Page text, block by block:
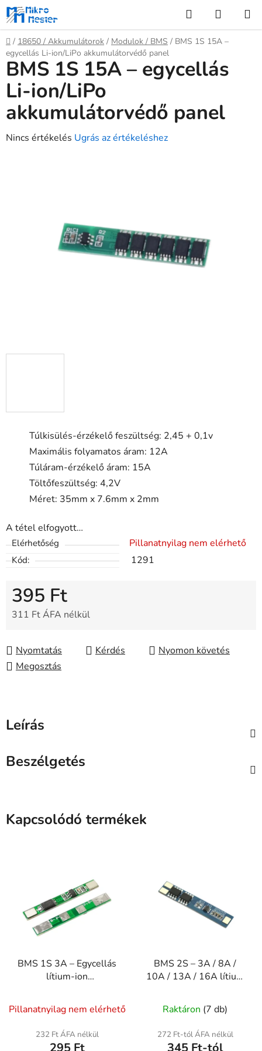
Ugrás
fő
tartalomhoz
KeresésKOSÁR
Kezdőlap
/ 18650 / Akkumulátorok / Modulok / BMS / BMS 1S 15A –
egycellás Li-ion/LiPo akkumulátorvédő panel
Túlkisülés-érzékelő feszültség: 2,45 + 0,1v
Maximális folyamatos áram: 12A
Túláram-érzékelő áram: 15A
Töltőfeszültség: 4,2V
Méret: 35mm x 7.6mm x 2mm
A tétel elfogyott…
Elérhetőség Pillanatnyilag nem elérhető
Kód: 1291
395 Ft
311 Ft ÁFA nélkül
Nyomtatás
Kérdés
Nyomon követés
Megosztás
BMS 1S 15A – egycellás
Li-ion/LiPo
akkumulátorvédő panel
A
Nincs értékelés Ugrás az értékeléshez
Leírás
Beszélgetés
Kapcsolódó termékek
BMS 1S 3A – Egycellás
lítium-ion
Pillanatnyilag nem elérhető
232 Ft ÁFA nélkül
295 Ft
BMS 2S – 3A / 8A /
10A / 13A / 16A lítium
Raktáron (7 db)
272 Ft-tól ÁFA nélkül
345 Ft-tól